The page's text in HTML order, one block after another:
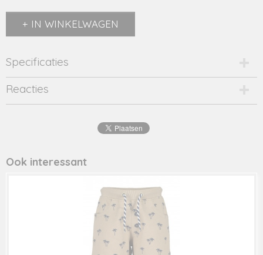
IN WINKELWAGEN
Specificaties
Productcode
2729-15618
Productcode leverancier
Reacties
Ook interessant